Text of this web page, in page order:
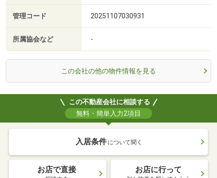
管理コード 20251107030931
所属協会など -
この会社の他の物件情報を見る
この不動産会社に相談する
無料・簡単入力2項目
入居条件 について聞く
お店で直接 お店に行って